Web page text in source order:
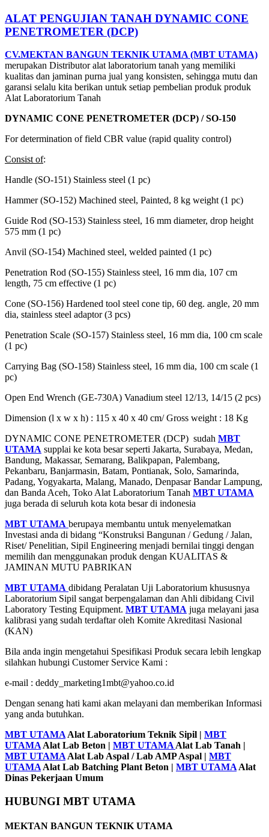
ALAT PENGUJIAN TANAH DYNAMIC CONE
PENETROMETER (DCP)
CV.MEKTAN BANGUN TEKNIK UTAMA (MBT UTAMA)
merupakan Distributor alat laboratorium tanah yang memiliki
kualitas dan jaminan purna jual yang konsisten, sehingga mutu dan
garansi selalu kita berikan untuk setiap pembelian produk produk
Alat Laboratorium Tanah
DYNAMIC CONE PENETROMETER (DCP) / SO-150
For determination of field CBR value (rapid quality control)
Consist of:
Handle (SO-151) Stainless steel (1 pc)
Hammer (SO-152) Machined steel, Painted, 8 kg weight (1 pc)
Guide Rod (SO-153) Stainless steel, 16 mm diameter, drop height
575 mm (1 pc)
Anvil (SO-154) Machined steel, welded painted (1 pc)
Penetration Rod (SO-155) Stainless steel, 16 mm dia, 107 cm
length, 75 cm effective (1 pc)
Cone (SO-156) Hardened tool steel cone tip, 60 deg. angle, 20 mm
dia, stainless steel adaptor (3 pcs)
Penetration Scale (SO-157) Stainless steel, 16 mm dia, 100 cm scale
(1 pc)
Carrying Bag (SO-158) Stainless steel, 16 mm dia, 100 cm scale (1
pc)
Open End Wrench (GE-730A) Vanadium steel 12/13, 14/15 (2 pcs)
Dimension (l x w x h) : 115 x 40 x 40 cm/ Gross weight : 18 Kg
DYNAMIC CONE PENETROMETER (DCP) sudah MBT
UTAMA supplai ke kota besar seperti Jakarta, Surabaya, Medan,
Bandung, Makassar, Semarang, Balikpapan, Palembang,
Pekanbaru, Banjarmasin, Batam, Pontianak, Solo, Samarinda,
Padang, Yogyakarta, Malang, Manado, Denpasar Bandar Lampung,
dan Banda Aceh, Toko Alat Laboratorium Tanah MBT UTAMA
juga berada di seluruh kota kota besar di indonesia
MBT UTAMA berupaya membantu untuk menyelematkan
Investasi anda di bidang “Konstruksi Bangunan / Gedung / Jalan,
Riset/ Penelitian, Sipil Engineering menjadi bernilai tinggi dengan
memilih dan menggunakan produk dengan KUALITAS &
JAMINAN MUTU PABRIKAN
MBT UTAMA dibidang Peralatan Uji Laboratorium khususnya
Laboratorium Sipil sangat berpengalaman dan Ahli dibidang Civil
Laboratory Testing Equipment. MBT UTAMA juga melayani jasa
kalibrasi yang sudah terdaftar oleh Komite Akreditasi Nasional
(KAN)
Bila anda ingin mengetahui Spesifikasi Produk secara lebih lengkap
silahkan hubungi Customer Service Kami :
e-mail : deddy_marketing1mbt@yahoo.co.id
Dengan senang hati kami akan melayani dan memberikan Informasi
yang anda butuhkan.
MBT UTAMA Alat Laboratorium Teknik Sipil | MBT
UTAMA Alat Lab Beton | MBT UTAMA Alat Lab Tanah |
MBT UTAMA Alat Lab Aspal / Lab AMP Aspal | MBT
UTAMA Alat Lab Batching Plant Beton | MBT UTAMA Alat
Dinas Pekerjaan Umum
HUBUNGI MBT UTAMA
MEKTAN BANGUN TEKNIK UTAMA